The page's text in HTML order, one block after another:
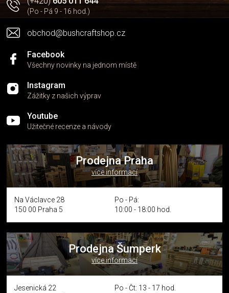
p
u
(Po - Pá 9 - 16 hod.)
obchod@bushcraftshop.cz
Facebook
Všechny novinky na jednom místě
Instagram
Zážitky z našich výprav
Youtube
Užitečné recenze a návody
Prodejna Praha
více informací
Na Václavce 28
150 00 Praha 5
Po - Pá:
10:00 - 18:00 hod.
Prodejna Šumperk
více informací
Jesenická 22
Po - Čt: 13 - 17 hod.